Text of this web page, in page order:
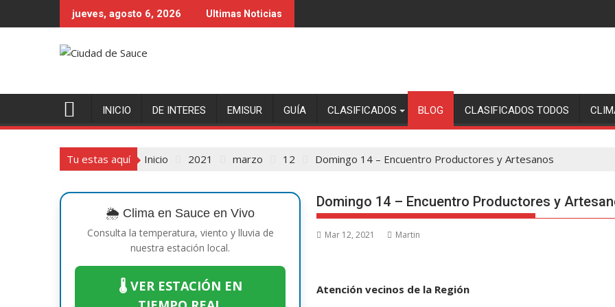
al
jueves, agosto 6, 2026 Ultimas Noticias
INICIO DE INTERES EMISUR GUÍA CLASIFICADOS BLOG CLASIFICADOS TODOS
Tu estas aquí Inicio 2021 marzo 12 Domingo 14 – Encuentro Productores y Artesanos
Domingo 14 – Encuentro Productores y
Mar 12, 2021 Martin
Atención vecinos de la Región
🌦️ Clima en Sauce en Vivo
Consulta la temperatura, viento y lluvia de
nuestra estación local.
🌡️ VER ESTACIÓN EN